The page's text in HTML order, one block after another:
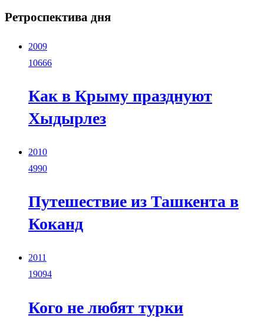
Ретроспектива дня
2009
10666
Как в Крыму празднуют
Хыдырлез
2010
4990
Путешествие из Ташкента в
Коканд
2011
19094
Кого не любят турки